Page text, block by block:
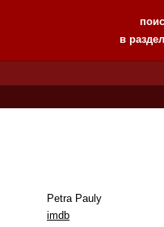
в
Petra Pauly
imdb